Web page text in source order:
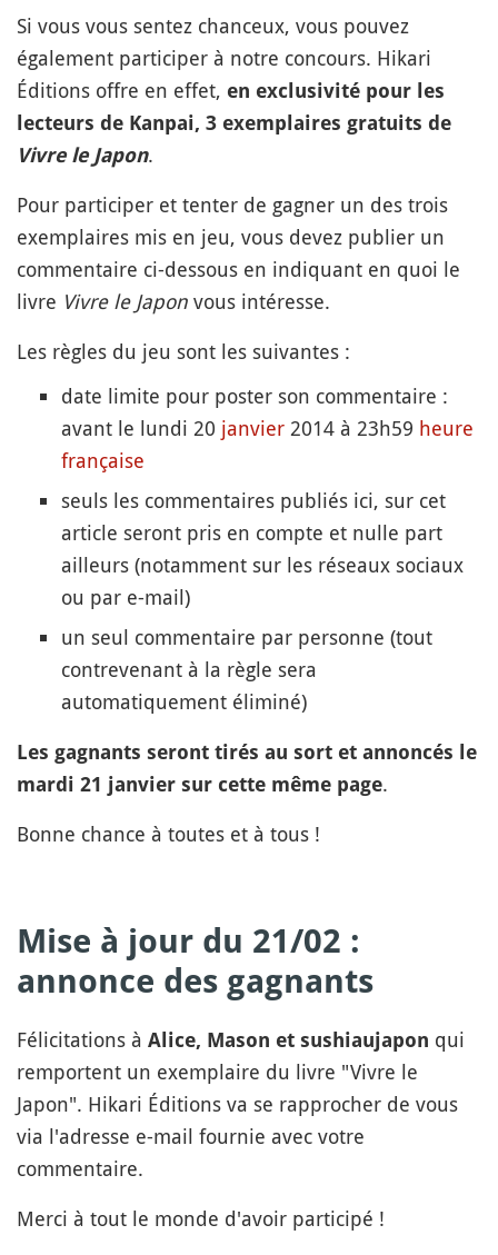
Si vous vous sentez chanceux, vous pouvez
également participer à notre concours. Hikari
Éditions offre en effet, en exclusivité pour les
lecteurs de Kanpai, 3 exemplaires gratuits de
Vivre le Japon.
Pour participer et tenter de gagner un des trois
exemplaires mis en jeu, vous devez publier un
commentaire ci-dessous en indiquant en quoi le
livre Vivre le Japon vous intéresse.
Les règles du jeu sont les suivantes :
date limite pour poster son commentaire :
avant le lundi 20 janvier 2014 à 23h59 heure
française
seuls les commentaires publiés ici, sur cet
article seront pris en compte et nulle part
ailleurs (notamment sur les réseaux sociaux
ou par e-mail)
un seul commentaire par personne (tout
contrevenant à la règle sera
automatiquement éliminé)
Les gagnants seront tirés au sort et annoncés le
mardi 21 janvier sur cette même page.
Bonne chance à toutes et à tous !
Mise à jour du 21/02 :
annonce des gagnants
Félicitations à Alice, Mason et sushiaujapon qui
remportent un exemplaire du livre "Vivre le
Japon". Hikari Éditions va se rapprocher de vous
via l'adresse e-mail fournie avec votre
commentaire.
Merci à tout le monde d'avoir participé !